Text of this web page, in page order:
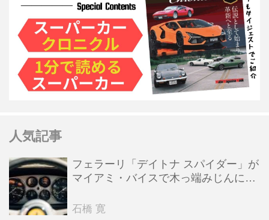
人気記事
フェラーリ「デイトナ スパイダー」が
マイアミ・バイスで木っ端みじんにな
石橋 寛